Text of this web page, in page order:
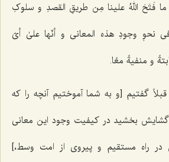
فَتَحَ اللهُ علینا مِن طریقِ‌ القصدِ و سلوکِ
نحوِ وجودِ هذه المعانی و أنّها علىٰ أیّ
و منفیةً معًا.
قبلاً گفتیم [و به شما آموختیم آنچه را که
گشایش بخشید در کیفیت وجود این معانی
راه مستقیم و پیروی از امت وسط،]